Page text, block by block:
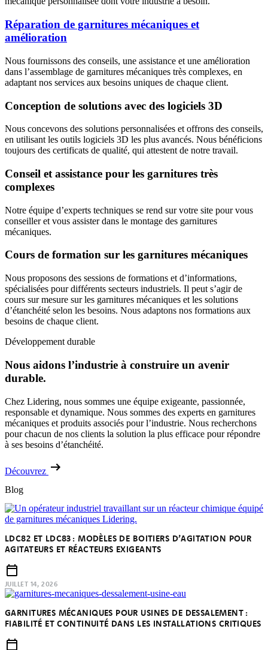
Réparation de garnitures mécaniques et
amélioration
Nous fournissons des conseils, une assistance et une amélioration
dans l’assemblage de garnitures mécaniques très complexes, en
adaptant nos services aux besoins uniques de chaque client.
Conception de solutions avec des logiciels 3D
Nous concevons des solutions personnalisées et offrons des conseils,
en utilisant les outils logiciels 3D les plus avancés. Nous bénéficions
toujours des certificats de qualité, qui attestent de notre travail.
Conseil et assistance pour les garnitures très
complexes
Notre équipe d’experts techniques se rend sur votre site pour vous
conseiller et vous assister dans le montage des garnitures
mécaniques.
Cours de formation sur les garnitures mécaniques
Nous proposons des sessions de formations et d’informations,
spécialisées pour différents secteurs industriels. Il peut s’agir de
cours sur mesure sur les garnitures mécaniques et les solutions
d’étanchéité selon les besoins. Nous adaptons nos formations aux
besoins de chaque client.
Développement durable
Nous aidons l’industrie à construire un avenir
durable.
Chez Lidering, nous sommes une équipe exigeante, passionnée,
responsable et dynamique. Nous sommes des experts en garnitures
mécaniques et produits associés pour l’industrie. Nous recherchons
pour chacun de nos clients la solution la plus efficace pour répondre
à ses besoins d’étanchéité.
Découvrez
Blog
LDC82 ET LDC83 : MODÈLES DE BOITIERS D’AGITATION POUR
AGITATEURS ET RÉACTEURS EXIGEANTS
JUILLET 14, 2026
GARNITURES MÉCANIQUES POUR USINES DE DESSALEMENT :
FIABILITÉ ET CONTINUITÉ DANS LES INSTALLATIONS CRITIQUES